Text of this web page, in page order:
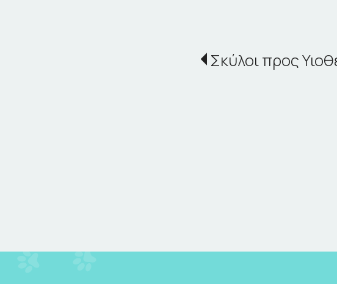
Σκύλοι προς